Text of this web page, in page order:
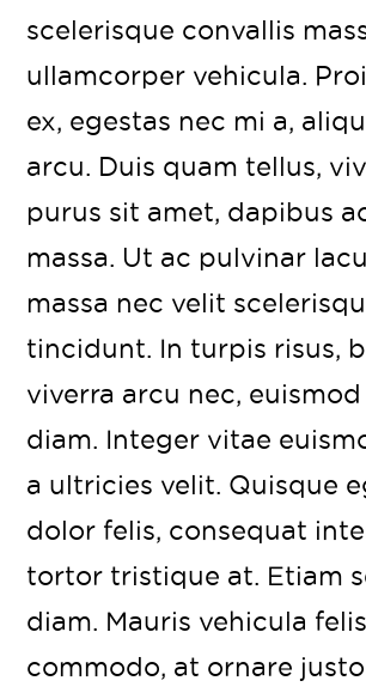
scelerisque convallis
ullamcorper vehicula.
ex, egestas nec mi a,
arcu. Duis quam tellus,
purus sit amet, dapibus
massa. Ut ac pulvinar
massa nec velit
tincidunt. In turpis risus,
viverra arcu nec,
diam. Integer vitae
a ultricies velit. Quisque
dolor felis, consequat
tortor tristique at. Etiam
diam. Mauris vehicula
commodo, at ornare